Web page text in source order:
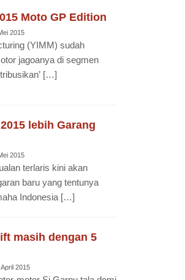
Moto GP Edition
2015
(YIMM) sudah
jagoanya di segmen
[…]
lebih Garang
2015
terlaris kini akan
baru yang tentunya
Indonesia […]
masih dengan 5
2015